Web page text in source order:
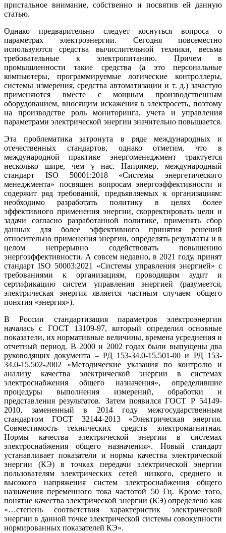
пристальное внимание, собственно и посвятив ей данную
статью.
Однако предварительно следует коснуться вопроса о
параметрах электроэнергии. Сегодня повсеместно
используются средства вычислительной техники, весьма
требовательные к электропитанию. Причем в
промышленности такие средства (а это персональные
компьютеры, программируемые логические контроллеры,
системы измерения, средства автоматизации и т. д.) зачастую
применяются вместе с мощным производственным
оборудованием, вносящим искажения в электросеть, поэтому
на производстве роль мониторинга, учета и управления
параметрами электрической энергии значительно повышается.
Эта проблематика затронута в ря­де международных и
отечественных стандартов, однако отметим, что в
международной практике энергоменеджмент трактуется
несколько ши­ре, чем у нас. Например, международный
стандарт ISO 50001:2018 «Системы энергетического
менеджмента» посвящен вопросам энергоэффективности и
содержит ряд требований, предъявляемых к организациям:
необходимо разработать политику в целях более
эффективного применения энергии, скорректировать це­ли и
задачи согласно разработанной политике, применять сбор
данных для более эффективного принятия решений
относительно применения энергии, определять результаты и в
целом непрерывно содействовать повышению
энергоэффективности. А совсем недавно, в 2021 го­ду, принят
стандарт ISO 50003:2021 «Системы управления энергией» с
требованиями к организациям, проводящим аудит и
сертификацию систем управления энергией (разумеется,
электрическая энергия является частным случаем общего
понятия «энергия»).
В России стандартизация параметров электроэнергии
началась с ГОСТ 13109-97, который определил основные
показатели, их нормативные величины, времена усреднения и
отчетный период. В 2000 и 2002 годах бы­ли выпущены два
руководящих документа – РД 153-34.0-15.501-00 и РД 153-
34.0-15.502-2002 «Методические указания по контролю и
анализу качества электрической энергии в системах
электроснабжения общего назначения», определившие
процедуры выполнения измерений, обработки и
представления результатов. Затем появился ГОСТ Р 54149-
2010, замененный в 2014 го­ду межгосударственным
стандартом ГОСТ 32144-2013 «Электрическая энергия.
Совместимость технических средств электромагнитная.
Нормы качества электрической энергии в системах
электроснабжения общего назначения». Новый стандарт
устанавливает показатели и нормы качества электрической
энергии (КЭ) в точках передачи электрической энергии
пользователям электрических сетей низкого, среднего и
высокого напряжения систем электроснабжения общего
назначения переменного то­ка частотой 50 Гц. Кроме то­го,
понятие качества электрической энергии (КЭ) определено как
«…степень соответствия характеристик электрической
энергии в данной точке электрической системы совокупности
нормированных показателей КЭ».